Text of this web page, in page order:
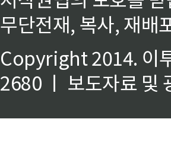
무단전재, 복사, 재배
Copyright 2014. 이
2680 ㅣ 보도자료